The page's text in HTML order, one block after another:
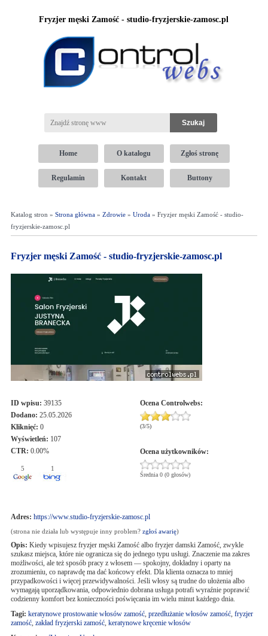
Fryzjer męski Zamość - studio-fryzjerskie-zamosc.pl
Home O katalogu Zgłoś stronę
Regulamin Kontakt Buttony
Katalog stron » Strona główna» Zdrowie» Uroda» Fryzjer męski Zamość - studio-
fryzjerskie-zamosc.pl
Fryzjer męski Zamość - studio-fryzjerskie-zamosc.pl
ID wpisu: 39135
Dodano: 25.05.2026
Kliknięć: 0
Wyświetleń: 107
CTR: 0.00%
5 1
Ocena Controlwebs:
(3/5)
Ocena użytkowników:
Średnia 0 (0 głosów)
Adres: https://www.studio-fryzjerskie-zamosc.pl
(strona nie działa lub występuje inny problem? zgłoś awarię)
Opis: Kiedy wpisujesz fryzjer męski Zamość albo fryzjer damski Zamość, zwykle
szukasz miejsca, które nie ogranicza się do jednego typu usługi. Znaczenie ma zakres
możliwości, ale też sposób pracy z włosem — spokojny, dokładny i oparty na
zrozumieniu, co naprawdę ma dać końcowy efekt. Dla klienta oznacza to mniej
przypadkowości i więcej przewidywalności. Jeśli włosy są trudne do ułożenia albo
wymagają uporządkowania, odpowiednio dobrana usługa potrafi wyraźnie poprawić
codzienny komfort bez konieczności poświęcania im wielu minut każdego dnia.
Tagi: keratynowe prostowanie włosów zamość, przedłużanie włosów zamość, fryzjer
zamość, zakład fryzjerski zamość, keratynowe kręcenie włosów